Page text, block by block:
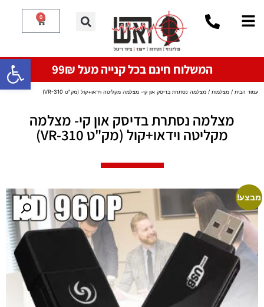
פתח
0
המשלוח חינם בכל קנייה מעל 99₪
עמוד הבית / מצלמות / מצלמה נסתרת בדיסק און קי- מצלמה מקליטה וידאו+קול (מק"ט VR-310)
מצלמה נסתרת בדיסק און קי- מצלמה
מקליטה וידאו+קול (מק"ט VR-310)
מבצע!